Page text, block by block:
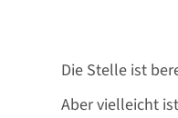
Die Stelle ist
Aber vielleicht